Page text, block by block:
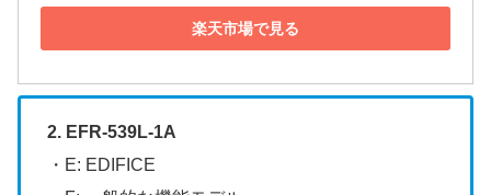
楽天市場で見る
2. EFR-539L-1A
・E: EDIFICE